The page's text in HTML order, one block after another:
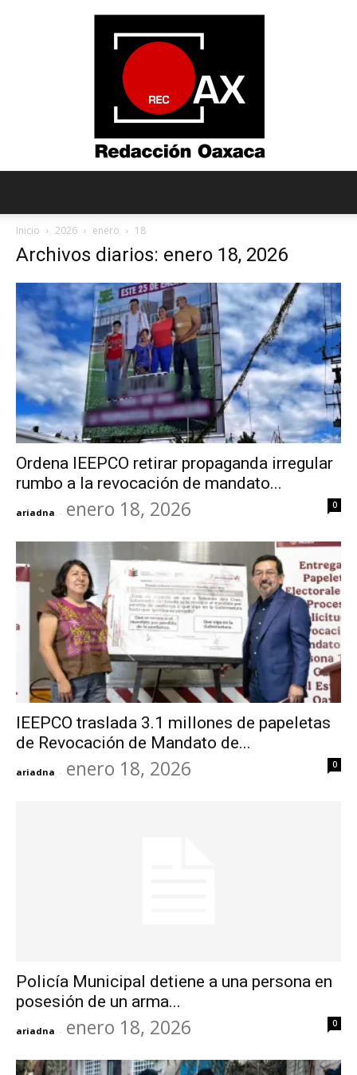
Inicio 2026 enero 18
Archivos diarios: enero 18, 2026
Ordena IEEPCO retirar propaganda irregular
rumbo a la revocación de mandato...
ariadna - enero 18, 2026 0
IEEPCO traslada 3.1 millones de papeletas
de Revocación de Mandato de...
ariadna - enero 18, 2026 0
Policía Municipal detiene a una persona en
posesión de un arma...
ariadna - enero 18, 2026 0